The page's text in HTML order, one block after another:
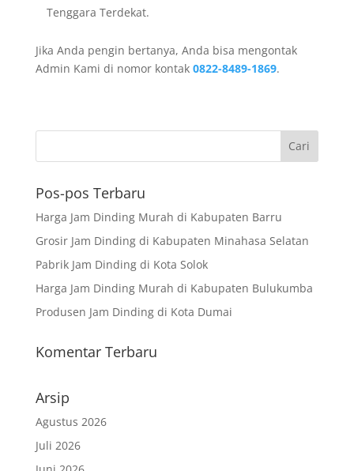
Tenggara Terdekat.
Jika Anda pengin bertanya, Anda bisa mengontak
Admin Kami di nomor kontak 0822-8489-1869.
Pos-pos Terbaru
Harga Jam Dinding Murah di Kabupaten Barru
Grosir Jam Dinding di Kabupaten Minahasa Selatan
Pabrik Jam Dinding di Kota Solok
Harga Jam Dinding Murah di Kabupaten Bulukumba
Produsen Jam Dinding di Kota Dumai
Komentar Terbaru
Arsip
Agustus 2026
Juli 2026